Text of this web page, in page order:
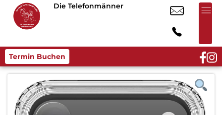
Die Telefonmänner
Termin Buchen